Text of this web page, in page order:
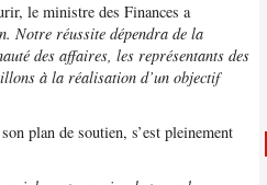
le ministre des Finances a
Notre réussite dépendra de la
des affaires, les représentants des
à la réalisation d’un objectif
plan de soutien, s’est pleinement